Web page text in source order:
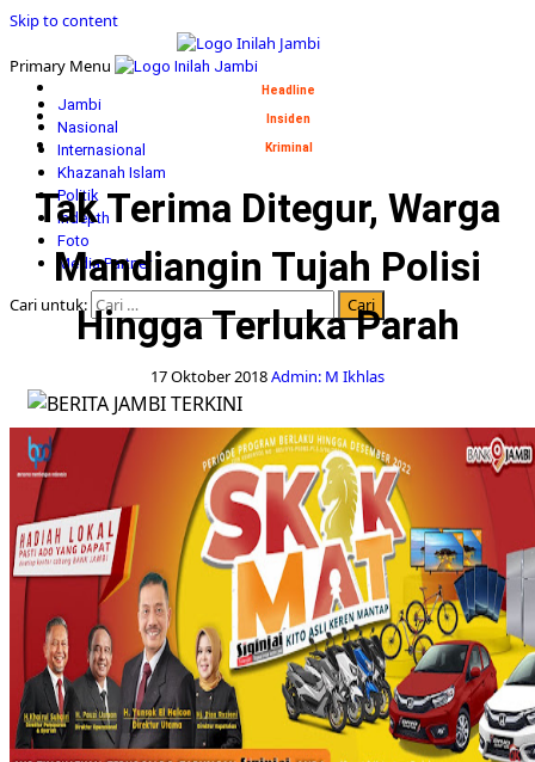
Skip to content
Primary Menu
Jambi
Nasional
Internasional
Khazanah Islam
Politik
Indepth
Foto
Media Partner
Cari untuk:
Headline
Insiden
Kriminal
Tak Terima Ditegur, Warga
Mandiangin Tujah Polisi
Hingga Terluka Parah
17 Oktober 2018Admin: M Ikhlas